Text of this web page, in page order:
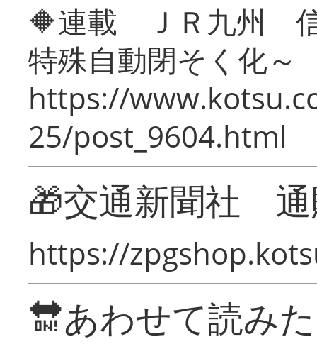
🔶連載 ＪＲ九州 信
特殊自動閉そく化～
https://
25/post_9604.html
🎁交通新聞社
https://
🔛あわせて読み